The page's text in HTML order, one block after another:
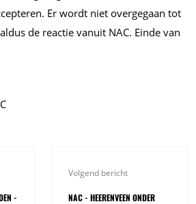
Er wordt niet overgegaan tot
de reactie vanuit NAC. Einde van
-
Volgend bericht
NAC - HEERENVEEN ONDER